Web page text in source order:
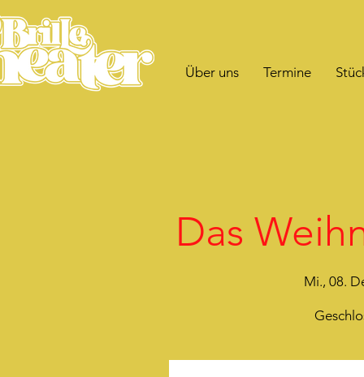
Über uns Termine
Das
Mi., 08.